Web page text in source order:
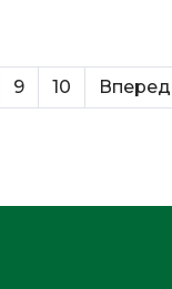
9 10 Вперед